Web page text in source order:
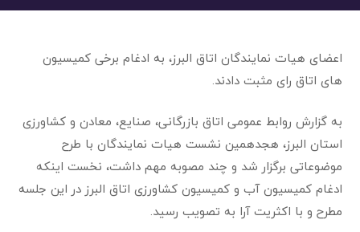
اعضای هیات نمایندگان اتاق البرز، به ادغام برخی کمیسیون
های اتاق رای مثبت دادند.
به گزارش روابط عمومی اتاق بازرگانی، صنایع، معادن و کشاورزی
استان البرز، هجدهمین نشست هیات نمایندگان با طرح
موضوعاتی برگزار شد و چند مصوبه مهم داشت، نخست اینکه
ادغام کمیسیون آب و کمیسیون کشاورزی اتاق البرز در این جلسه
مطرح و با اکثریت آرا به تصویب رسید‌.